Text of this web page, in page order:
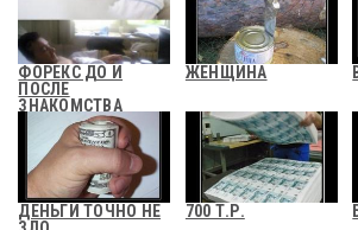
ФОРЕКС ДО И
ПОСЛЕ
ЗНАКОМСТВА
ЖЕНЩИНА
ДЕНЬГИ ТОЧНО НЕ
700 Т.Р.